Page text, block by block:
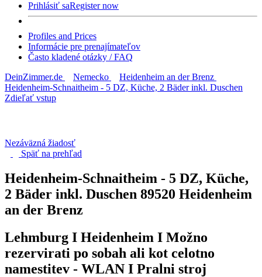
Prihlásiť saRegister now
Profiles and Prices
Informácie pre prenajímateľov
Často kladené otázky / FAQ
DeinZimmer.de
Nemecko
Heidenheim an der Brenz
Heidenheim-Schnaitheim - 5 DZ, Küche, 2 Bäder inkl. Duschen
Zdieľať vstup
Nezáväzná žiadosť
Späť na prehľad
Heidenheim-Schnaitheim - 5 DZ, Küche,
2 Bäder inkl. Duschen 89520 Heidenheim
an der Brenz
Lehmburg I Heidenheim I Možno
rezervirati po sobah ali kot celotno
namestitev - WLAN I Pralni stroj